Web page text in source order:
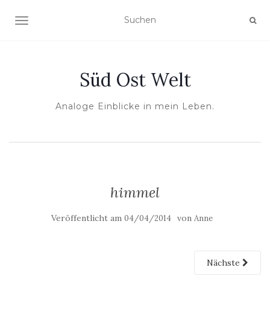
NAVIGATION UMSCHALTEN
Süd Ost Welt
Analoge Einblicke in mein Leben.
himmel
Veröffentlicht am 04/04/2014 von Anne
Nächste